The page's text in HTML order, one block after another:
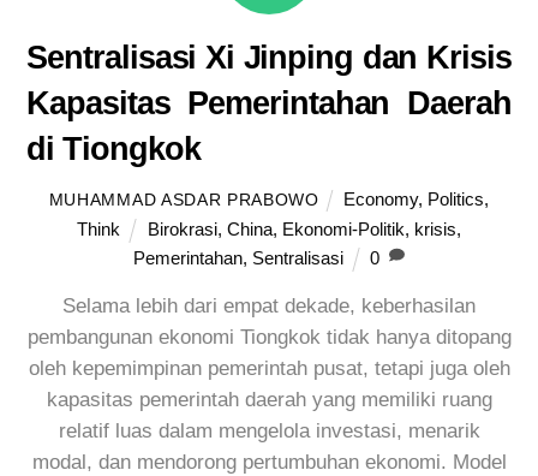
Sentralisasi Xi Jinping dan Krisis
Kapasitas Pemerintahan Daerah
di Tiongkok
MUHAMMAD ASDAR PRABOWO Economy, Politics,
Think
Birokrasi, China, Ekonomi-Politik, krisis,
Pemerintahan, Sentralisasi 0
Selama lebih dari empat dekade, keberhasilan
pembangunan ekonomi Tiongkok tidak hanya ditopang
oleh kepemimpinan pemerintah pusat, tetapi juga oleh
kapasitas pemerintah daerah yang memiliki ruang
relatif luas dalam mengelola investasi, menarik
modal, dan mendorong pertumbuhan ekonomi. Model